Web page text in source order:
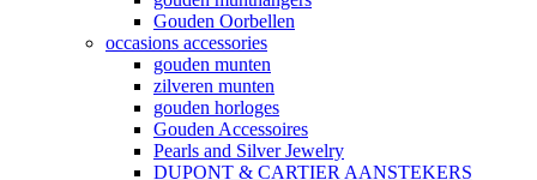
Gouden Oorbellen
occasions accessories
gouden munten
zilveren munten
gouden horloges
Gouden Accessoires
Pearls and Silver Jewelry
DUPONT & CARTIER AANSTEKERS